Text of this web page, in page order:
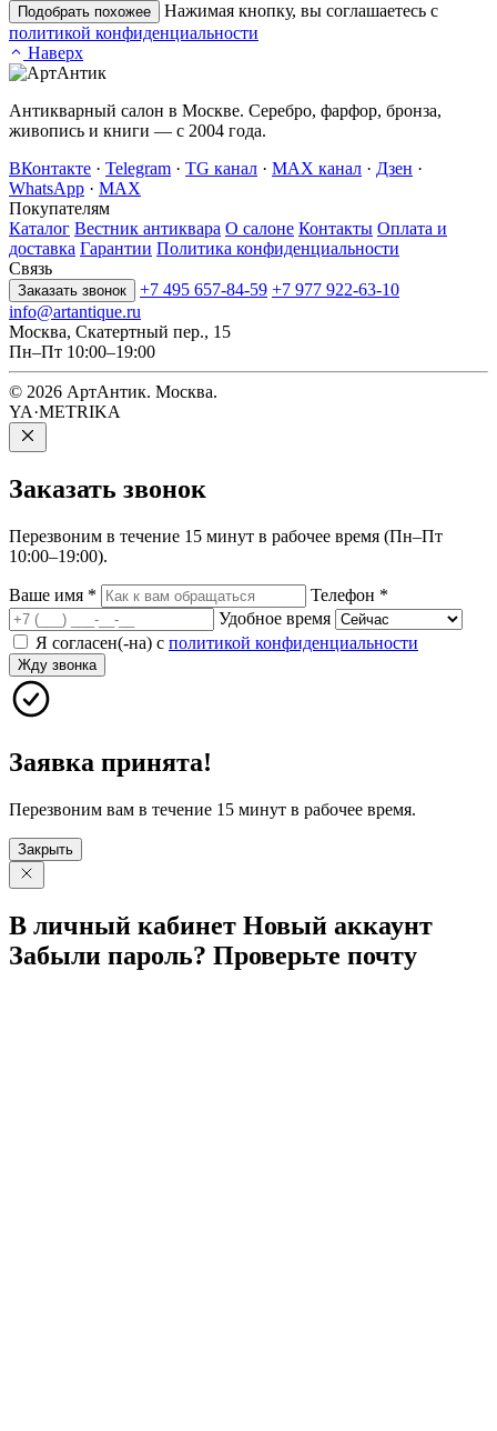
Подобрать похожее
Нажимая кнопку, вы соглашаетесь с
политикой конфиденциальности
Наверх
Антикварный салон в Москве. Серебро, фарфор, бронза,
живопись и книги — с 2004 года.
ВКонтакте · Telegram · TG канал · MAX канал · Дзен ·
WhatsApp · MAX
Покупателям
Каталог Вестник антиквара О салоне Контакты Оплата и
доставка Гарантии Политика конфиденциальности
Связь
Заказать звонок +7 495 657-84-59 +7 977 922-63-10
info@artantique.ru
Москва, Скатертный пер., 15
Пн–Пт 10:00–19:00
© 2026 АртАнтик. Москва.
YA·METRIKA
Заказать звонок
Перезвоним в течение 15 минут в рабочее время (Пн–Пт
10:00–19:00).
Ваше имя * Телефон *
Удобное время
Я согласен(-на) с политикой конфиденциальности
Жду звонка
Заявка принята!
Перезвоним вам в течение 15 минут в рабочее время.
Закрыть
В личный кабинет Новый аккаунт
Забыли пароль? Проверьте почту